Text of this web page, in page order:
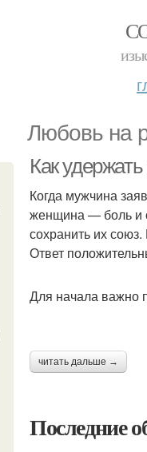
Любовь на
Как
Когда мужчина
женщина — боль и
сохранить их
Ответ
Для начала важно
читать дальше →
Последние